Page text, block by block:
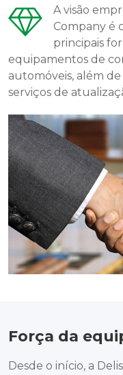
A visão
Company é
principais
equipamentos de
automóveis, além
serviços de
Força da
Desde o início, a